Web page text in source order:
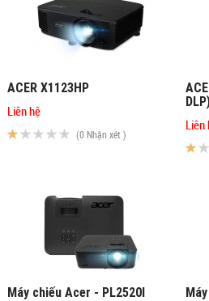
ACER X1123HP
Liên hệ
(0 Nhận xét )
Liên
Máy chiếu Acer - PL2520I